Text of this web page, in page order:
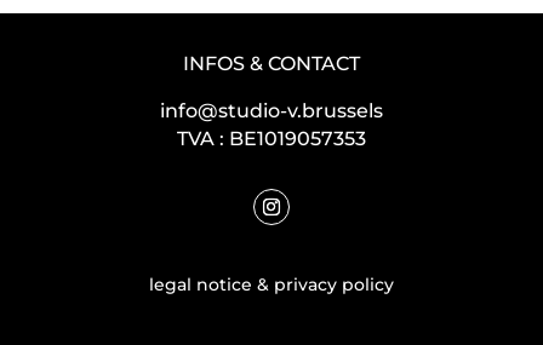
INFOS & CONTACT
info@studio-v.brussels
TVA : BE1019057353
legal notice & privacy policy